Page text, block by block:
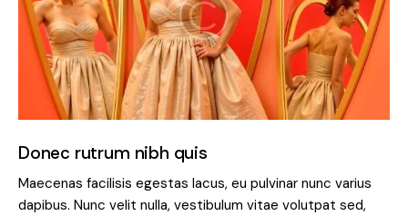
Donec rutrum nibh quis
Maecenas facilisis egestas lacus, eu pulvinar nunc varius
dapibus. Nunc velit nulla, vestibulum vitae volutpat sed,